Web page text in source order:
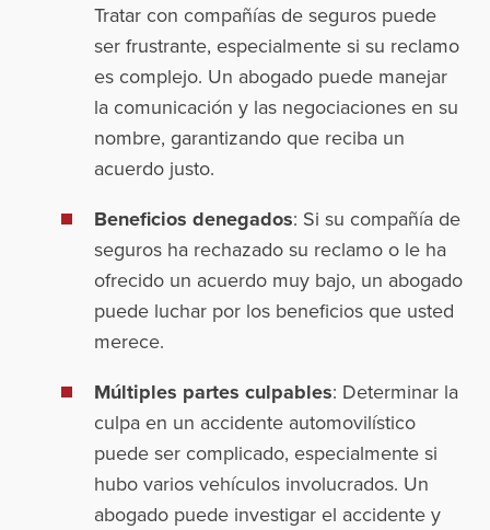
Tratar con compañías de seguros puede
ser frustrante, especialmente si su reclamo
es complejo. Un abogado puede manejar
la comunicación y las negociaciones en su
nombre, garantizando que reciba un
acuerdo justo.
Beneficios denegados: Si su compañía de
seguros ha rechazado su reclamo o le ha
ofrecido un acuerdo muy bajo, un abogado
puede luchar por los beneficios que usted
merece.
Múltiples partes culpables: Determinar la
culpa en un accidente automovilístico
puede ser complicado, especialmente si
hubo varios vehículos involucrados. Un
abogado puede investigar el accidente y